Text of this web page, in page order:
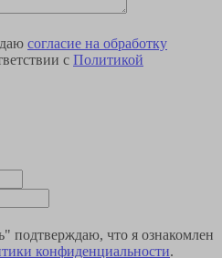
согласие на обработку
с Политикой
подтверждаю, что я ознакомлен
конфиденциальности.